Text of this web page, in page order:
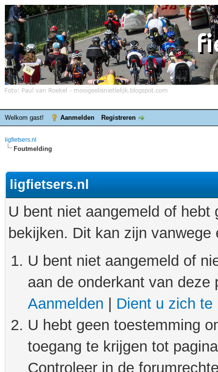
Welkom gast! Aanmelden Registreren
ligfietsers.nl
Foutmelding
ligfietsers.nl
U bent niet aangemeld of
bekijken. Dit kan zijn
U bent niet aangemeld of
aan de onderkant van
Aanmelden
Dient u zich te
U hebt geen toestemming
toegang te krijgen tot
Controleer in de